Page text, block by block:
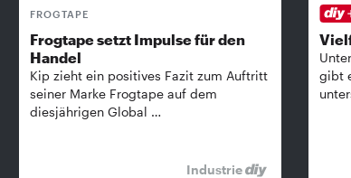
FROGTAPE
Frogtape setzt Impulse für den
Handel
Kip zieht ein positives Fazit zum Auftritt
seiner Marke Frogtape auf dem
diesjährigen Global …
Industrie
gibt